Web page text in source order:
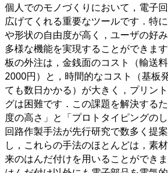
個人でのモノづくりにおいて，電子
広げてくれる重要なツールです．特
や形状の自由度が高く，ユーザの好
多様な機能を実現することができま
板の外注は，金銭面のコスト（輸送
2000円）と，時間的なコスト（基板
ても数日かかる）が大きく，プリン
グは困難です．この課題を解決する
度の高さ」と「プロトタイピングの
回路作製手法が先行研究で数多く提
し，これらの手法のほとんどは，素
来のはんだ付けを用いることができ